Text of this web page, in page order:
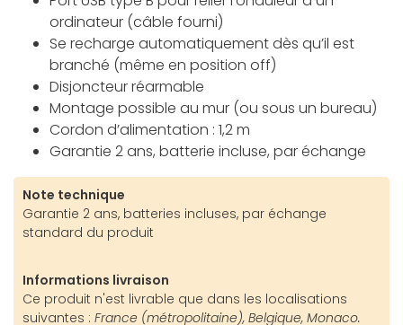
ordinateur (câble fourni)
Se recharge automatiquement dès qu’il est
branché (même en position off)
Disjoncteur réarmable
Montage possible au mur (ou sous un bureau)
Cordon d’alimentation : 1,2 m
Garantie 2 ans, batterie incluse, par échange
Note technique
Garantie 2 ans, batteries incluses, par échange
standard du produit
Informations livraison
Ce produit n'est livrable que dans les localisations
suivantes : France (métropolitaine), Belgique, Monaco.